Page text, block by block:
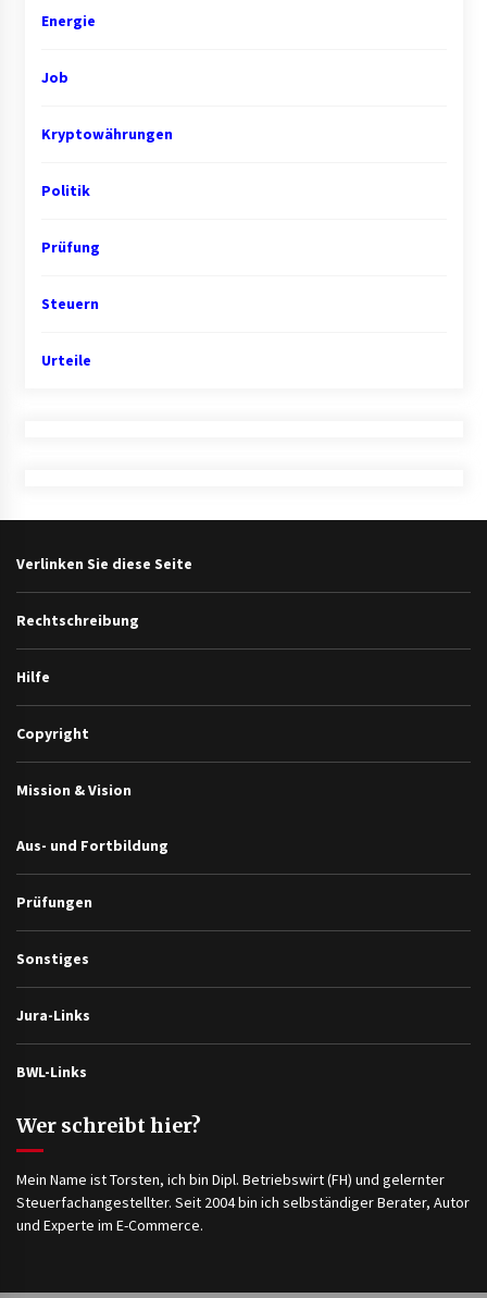
Energie
Job
Kryptowährungen
Politik
Prüfung
Steuern
Urteile
Verlinken Sie diese Seite
Rechtschreibung
Hilfe
Copyright
Mission & Vision
Aus- und Fortbildung
Prüfungen
Sonstiges
Jura-Links
BWL-Links
Wer schreibt hier?
Mein Name ist Torsten, ich bin Dipl. Betriebswirt (FH) und gelernter
Steuerfachangestellter. Seit 2004 bin ich selbständiger Berater, Autor
und Experte im E-Commerce.